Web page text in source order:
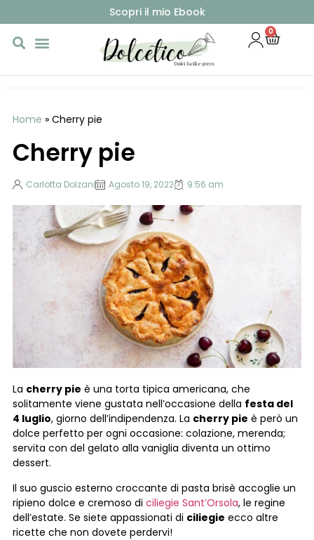
Scopri il mio Ebook
0
Home » Cherry pie
Cherry pie
Carlotta Dolzani Agosto 19, 2022 9:56 am
La cherry pie è una torta tipica americana, che
solitamente viene gustata nell’occasione della festa del
4 luglio, giorno dell’indipendenza. La cherry pie è però un
dolce perfetto per ogni occasione: colazione, merenda;
servita con del gelato alla vaniglia diventa un ottimo
dessert.
Il suo guscio esterno croccante di pasta brisè accoglie un
ripieno dolce e cremoso di ciliegie Sant’Orsola, le regine
dell’estate. Se siete appassionati di ciliegie ecco altre
ricette che non dovete perdervi!